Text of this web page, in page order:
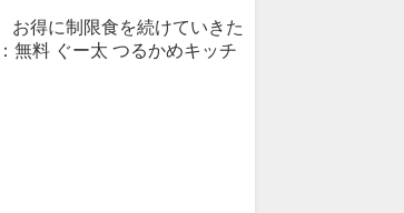
お得に制限食を続けていきた
無料 ぐー太 つるかめキッチ